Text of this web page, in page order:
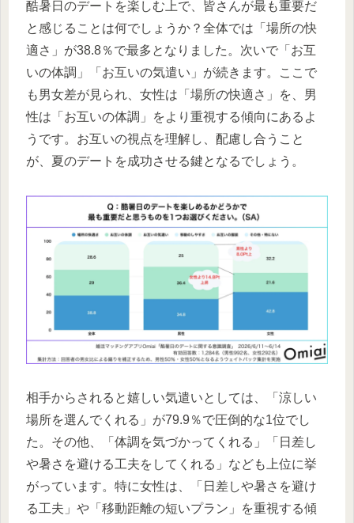
酷暑日のデートを楽しむ上で、皆さんが最も重要だ
と感じることは何でしょうか？全体では「場所の快
適さ」が38.8％で最多となりました。次いで「お互
いの体調」「お互いの気遣い」が続きます。ここで
も男女差が見られ、女性は「場所の快適さ」を、男
性は「お互いの体調」をより重視する傾向にあるよ
うです。お互いの視点を理解し、配慮し合うこと
が、夏のデートを成功させる鍵となるでしょう。
相手からされると嬉しい気遣いとしては、「涼しい
場所を選んでくれる」が79.9％で圧倒的な1位でし
た。その他、「体調を気づかってくれる」「日差し
や暑さを避ける工夫をしてくれる」なども上位に挙
がっています。特に女性は、「日差しや暑さを避け
る工夫」や「移動距離の短いプラン」を重視する傾